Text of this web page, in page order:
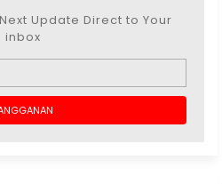
Update Direct to Your
inbox